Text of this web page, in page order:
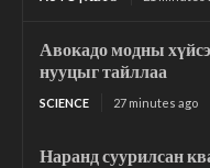
Авокадо модны
нууцыг тайллаа
SCIENCE 27 minutes ago
Наранд суурилсан